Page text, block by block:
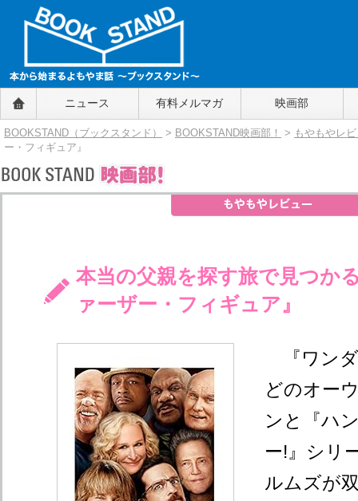
BOOKSTAND（ブックスタンド）
～本から始まるよもやま話～
BOOKSTAND（ブ
ックスタンド）
ニュース 有料メルマガ 映画部
BOOKSTAND（ブックスタンド） > BOOKSTAND映画部！ > もやもやレ
ー・フィギュア』
本当の父親を探す旅で見つか
ァーザー・フィギュア』
『ワンダ
どのオー
ンと『ハ
ー!』シリ
ルムズが